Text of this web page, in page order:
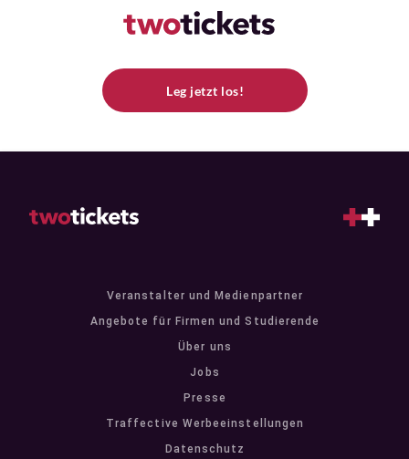
Leg jetzt los!
Veranstalter und Medienpartner
Angebote für Firmen und Studierende
Über uns
Jobs
Presse
Traffective Werbeeinstellungen
Datenschutz